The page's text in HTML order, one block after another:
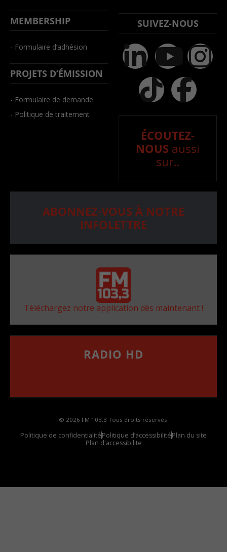
MEMBERSHIP
- Formulaire d’adhésion
PROJETS D’ÉMISSION
- Formulaire de demande
- Politique de traitement
SUIVEZ-NOUS
ÉCOUTEZ-
NOUS aussi
sur..
ABONNEZ-VOUS À NOTRE
INFOLETTRE
Téléchargez notre application dès maintenant !
RADIO HD
© 2026 FM 103,3 Tous droits réservés.
Politique de confidentialitéPolitique d’accessibilitéPlan du site
Plan d'accessibilite